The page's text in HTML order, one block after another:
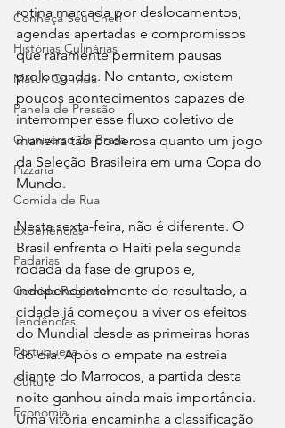
Conheça Seu Chef!
Histórias Culinárias
Match Convida
Panela de Pressão
O universo da Brasa
Pizzaria
Comida de Rua
Experiências
Padarias
Comida Regional
Tendências
Portuguesa
Cultura
Economia
rotina marcada por deslocamentos,
agendas apertadas e compromissos
que raramente permitem pausas
prolongadas. No entanto, existem
poucos acontecimentos capazes de
interromper esse fluxo coletivo de
maneira tão poderosa quanto um jogo
da Seleção Brasileira em uma Copa do
Mundo.
Nesta sexta-feira, não é diferente. O
Brasil enfrenta o Haiti pela segunda
rodada da fase de grupos e,
independentemente do resultado, a
cidade já começou a viver os efeitos
do Mundial desde as primeiras horas
do dia. Após o empate na estreia
diante do Marrocos, a partida desta
noite ganhou ainda mais importância.
Uma vitória encaminha a classificação